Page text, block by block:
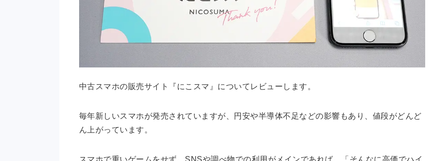
中古スマホの販売サイト『にこスマ』についてレビューします。
毎年新しいスマホが発売されていますが、円安や半導体不足などの影響もあり、値段がどんど
ん上がっています。